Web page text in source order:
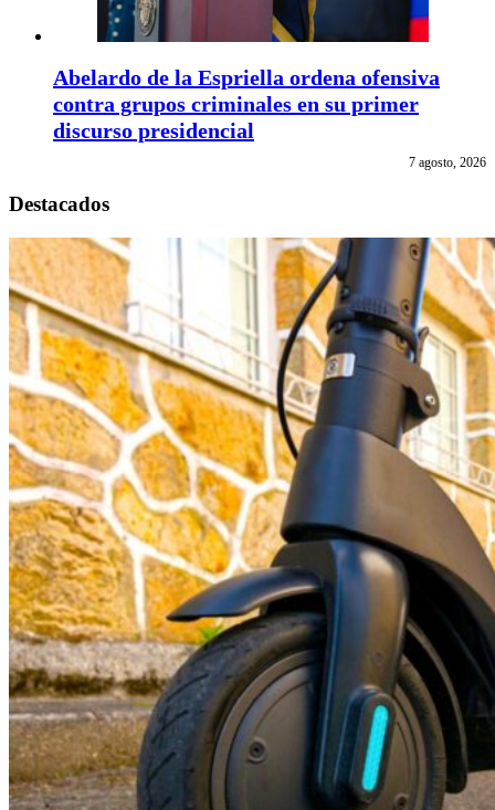
Abelardo de la Espriella ordena ofensiva
contra grupos criminales en su primer
discurso presidencial
7 agosto, 2026
Destacados